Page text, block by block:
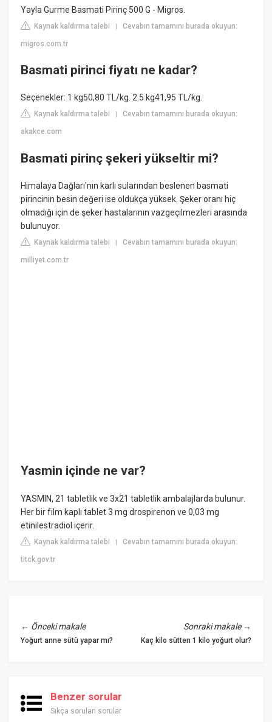
Yayla Gurme Basmati Pirinç 500 G - Migros.
Kaynak kaldırma talebi |Cevabın tamamını burada okuyun:
migros.com.tr
Basmati pirinci fiyatı ne kadar?
Seçenekler: 1 kg50,80 TL/kg. 2.5 kg41,95 TL/kg.
Kaynak kaldırma talebi |Cevabın tamamını burada okuyun:
akakce.com
Basmati pirinç şekeri yükseltir mi?
Himalaya Dağları'nın karlı sularından beslenen basmati
pirincinin besin değeri ise oldukça yüksek. Şeker oranı hiç
olmadığı için de şeker hastalarının vazgeçilmezleri arasında
bulunuyor.
Kaynak kaldırma talebi |Cevabın tamamını burada okuyun:
milliyet.com.tr
Yasmin içinde ne var?
YASMIN, 21 tabletlik ve 3x21 tabletlik ambalajlarda bulunur.
Her bir film kaplı tablet 3 mg drospirenon ve 0,03 mg
etinilestradiol içerir.
Kaynak kaldırma talebi |Cevabın tamamını burada okuyun:
titck.gov.tr
← Önceki makale
Yoğurt anne sütü yapar mı?
Sonraki makale→
Kaç kilo sütten 1 kilo yoğurt olur?
Benzer sorular
Sıkça sorulan sorular